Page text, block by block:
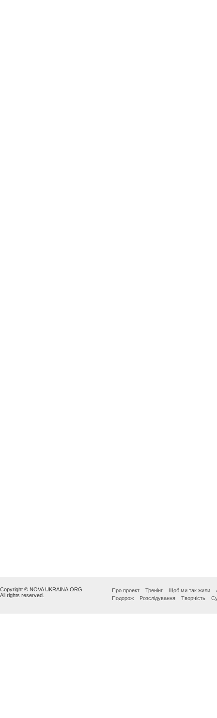
Copyright © NOVA UKRAINA.ORG
All rights reserved.
Про проект Тренінг Щоб ми так жили
Подорож
Розслідування Творчість